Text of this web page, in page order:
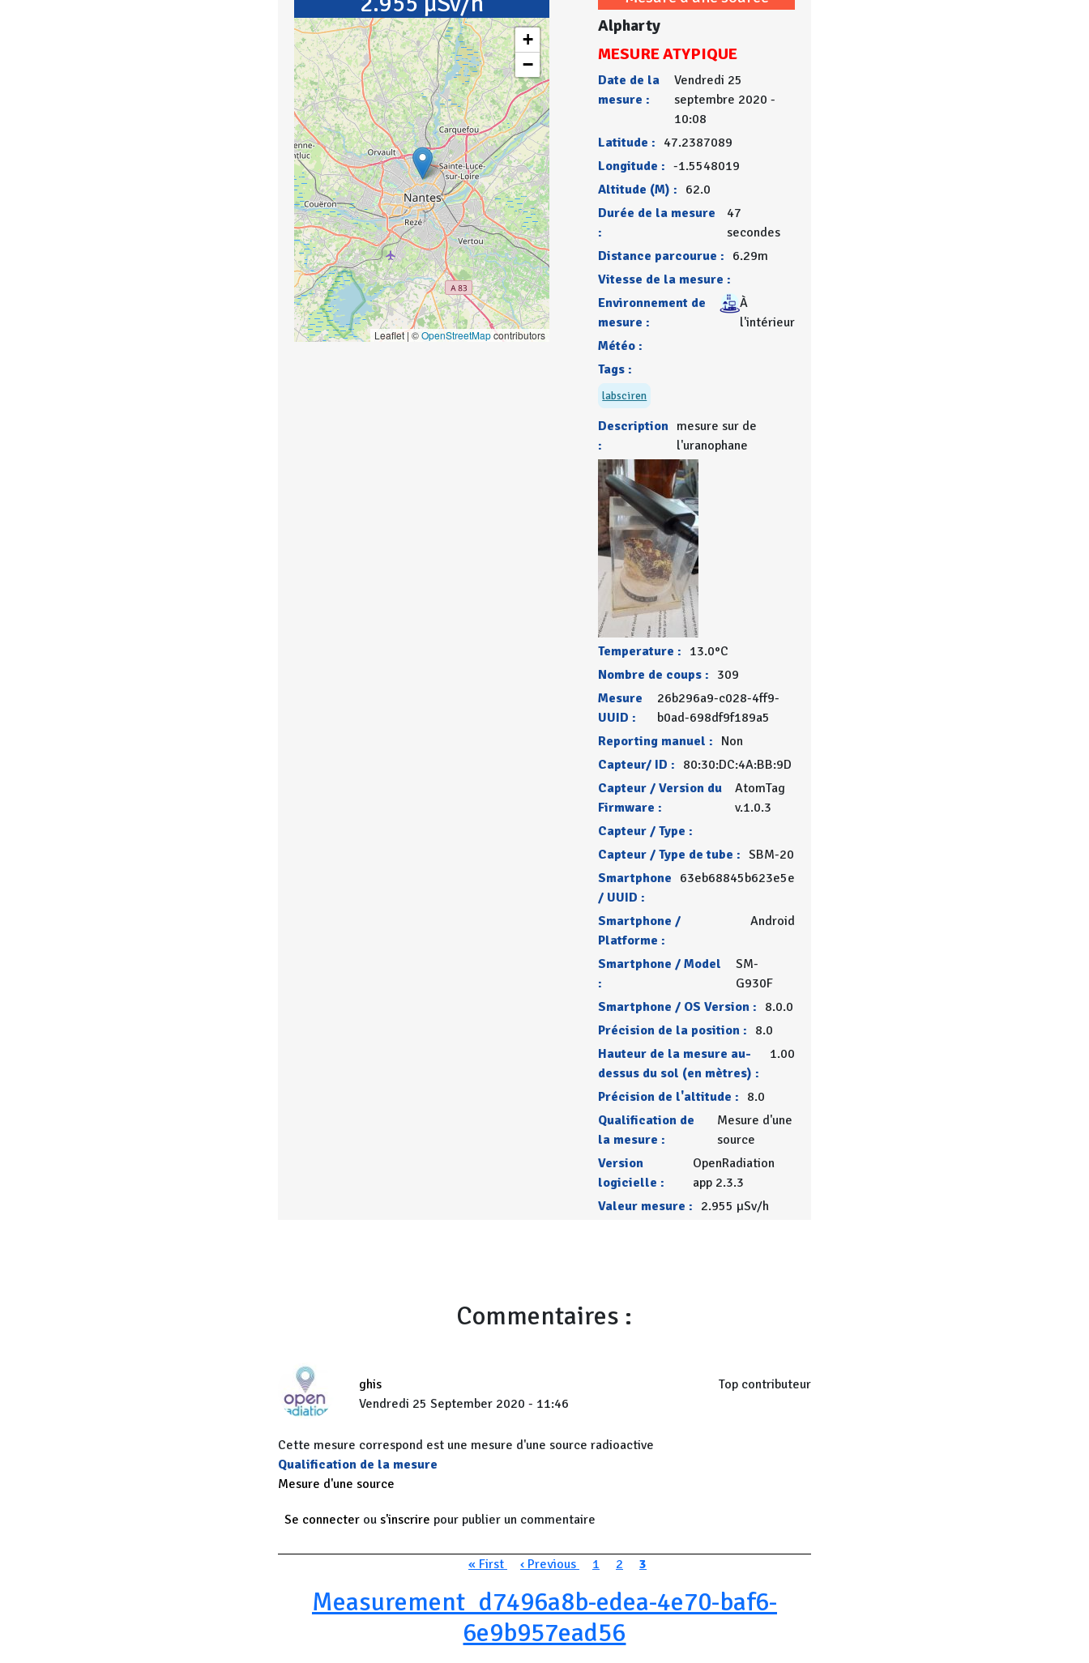
+
−
Leaflet | ©OpenStreetMapcontributors
Alpharty
MESURE ATYPIQUE
Date de la
mesure :
Vendredi 25
septembre 2020 -
10:08
Latitude : 47.2387089
Longitude : -1.5548019
Altitude (M) : 62.0
Durée de la mesure
:
47
secondes
Distance parcourue : 6.29m
Vitesse de la mesure :
Environnement de
mesure :
À
l'intérieur
Météo :
Tags :
labsciren
Description
:
mesure sur de
l'uranophane
Temperature : 13.0°C
Nombre de coups : 309
Mesure
UUID :
26b296a9-c028-4ff9-
b0ad-698df9f189a5
Reporting manuel : Non
Capteur/ ID : 80:30:DC:4A:BB:9D
Capteur / Version du
Firmware :
AtomTag
v.1.0.3
Capteur / Type :
Capteur / Type de tube : SBM-20
Smartphone
/ UUID :
63eb68845b623e5e
Smartphone /
Platforme :
Android
Smartphone / Model
:
SM-
G930F
Smartphone / OS Version : 8.0.0
Précision de la position : 8.0
Hauteur de la mesure au-
dessus du sol (en mètres) :
1.00
Précision de l'altitude : 8.0
Qualification de
la mesure :
Mesure d'une
source
Version
logicielle :
OpenRadiation
app 2.3.3
Valeur mesure : 2.955 µSv/h
Commentaires :
ghis
Top contributeur
Vendredi 25 September 2020 - 11:46
Cette mesure correspond est une mesure d'une source radioactive
Qualification de la mesure
Mesure d'une source
Se connecterou s'inscrire pour publier un commentaire
Première page
« First Page précédente
‹ Previous Page
1 Page
2 Page courante
3
Measurement_d7496a8b-edea-4e70-baf6-
6e9b957ead56